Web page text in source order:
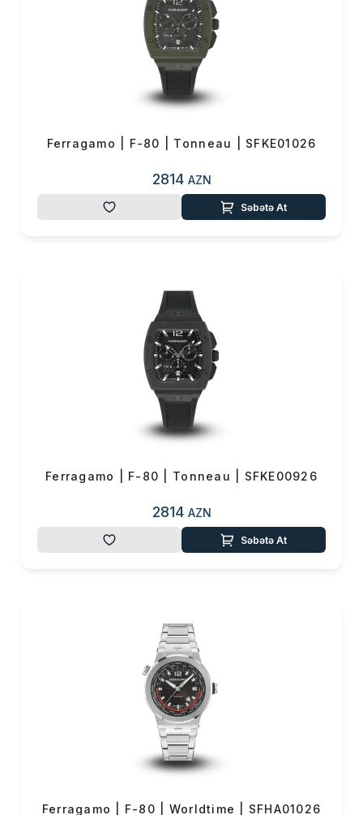
Ferragamo | F-80 | Tonneau | SFKE01026
2814 AZN
Səbətə At
Ferragamo | F-80 | Tonneau | SFKE00926
2814 AZN
Səbətə At
Ferragamo | F-80 | Worldtime | SFHA01026